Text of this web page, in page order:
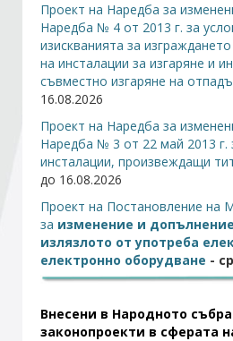
Проект на Наредба за
Наредба № 4 от 2013 г. за
изискванията за
на инсталации за изгаряне и
съвместно изгаряне на
16.08.2026
Проект на Наредба за
Наредба № 3 от 22 май 2013 г.
инсталации, произвеждащи
до 16.08.2026
Проект на Постановление на
за изменение и
излязлото от употреба
електронно оборудване -
Внесени в Народното
законопроекти в сферата